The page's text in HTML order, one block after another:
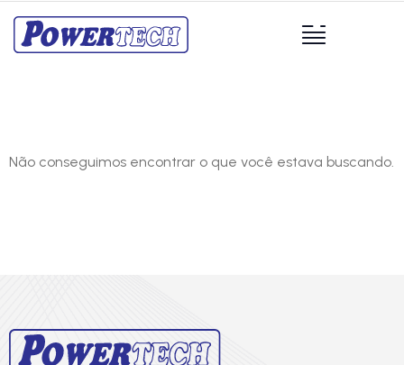
Não conseguimos encontrar o que você estava buscando.